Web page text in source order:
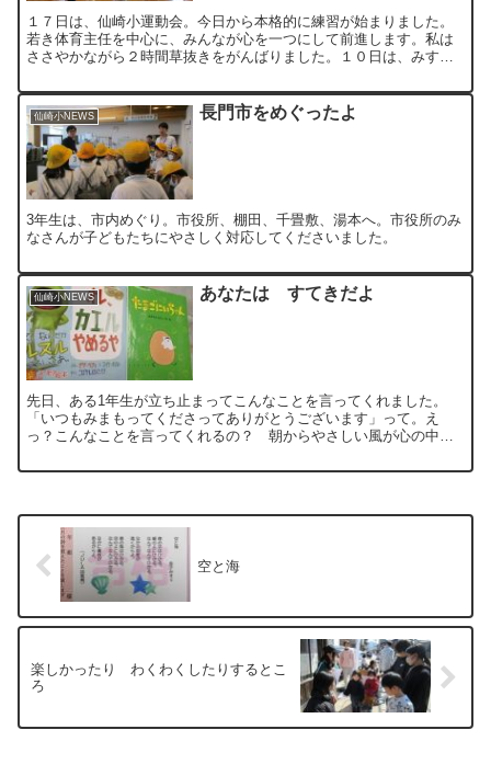
１７日は、仙崎小運動会。今日から本格的に練習が始まりました。
若き体育主任を中心に、みんなが心を一つにして前進します。私は
ささやかながら２時間草抜きをがんばりました。１０日は、みすゞ
仙崎小NEWS 長門市をめぐったよ
3年生は、市内めぐり。市役所、棚田、千畳敷、湯本へ。市役所のみ
なさんが子どもたちにやさしく対応してくださいました。
仙崎小NEWS あなたは すてきだよ
先日、ある1年生が立ち止まってこんなことを言ってくれました。
「いつもみまもってくださってありがとうございます」って。え
っ？こんなことを言ってくれるの？ 朝からやさしい風が心の中に
っ...
空と海
楽しかったり わくわくしたりするとこ
ろ